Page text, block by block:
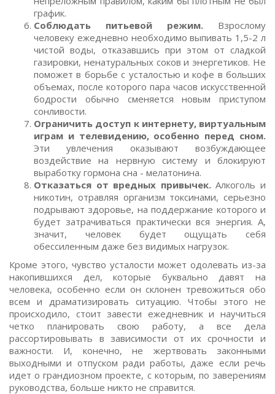
график.
Соблюдать питьевой режим. Взрослому
человеку ежедневно необходимо выпивать 1,5-2 л
чистой воды, отказавшись при этом от сладкой
газировки, ненатуральных соков и энергетиков. Не
поможет в борьбе с усталостью и кофе в больших
объемах, после которого пара часов искусственной
бодрости обычно сменяется новым приступом
сонливости.
Ограничить доступ к интернету, виртуальным
играм и телевидению, особенно перед сном.
Эти увлечения оказывают возбуждающее
воздействие на нервную систему и блокируют
выработку гормона сна - мелатонина.
Отказаться от вредных привычек.Алкоголь и
никотин, отравляя организм токсинами, серьезно
подрывают здоровье, на поддержание которого и
будет затрачиваться практически вся энергия. А,
значит, человек будет ощущать себя
обессиленным даже без видимых нагрузок.
Кроме этого, чувство усталости может одолевать из-за
накопившихся дел, которые буквально давят на
человека, особенно если он склонен тревожиться обо
всем и драматизировать ситуацию. Чтобы этого не
происходило, стоит завести ежедневник и научиться
четко планировать свою работу, а все дела
рассортировывать в зависимости от их срочности и
важности. И, конечно, не жертвовать законными
выходными и отпуском ради работы, даже если речь
идет о грандиозном проекте, с которым, по заверениям
руководства, больше никто не справится.